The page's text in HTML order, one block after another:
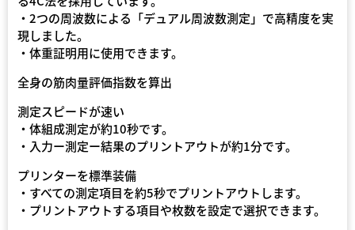
・2つの周波数による「デュアル周波数測定」で高精度を実
現しました。
・体重証明用に使用できます。
全身の筋肉量評価指数を算出
測定スピードが速い
・体組成測定が約10秒です。
・入力ー測定ー結果のプリントアウトが約1分です。
プリンターを標準装備
・すべての測定項目を約5秒でプリントアウトします。
・プリントアウトする項目や枚数を設定で選択できます。